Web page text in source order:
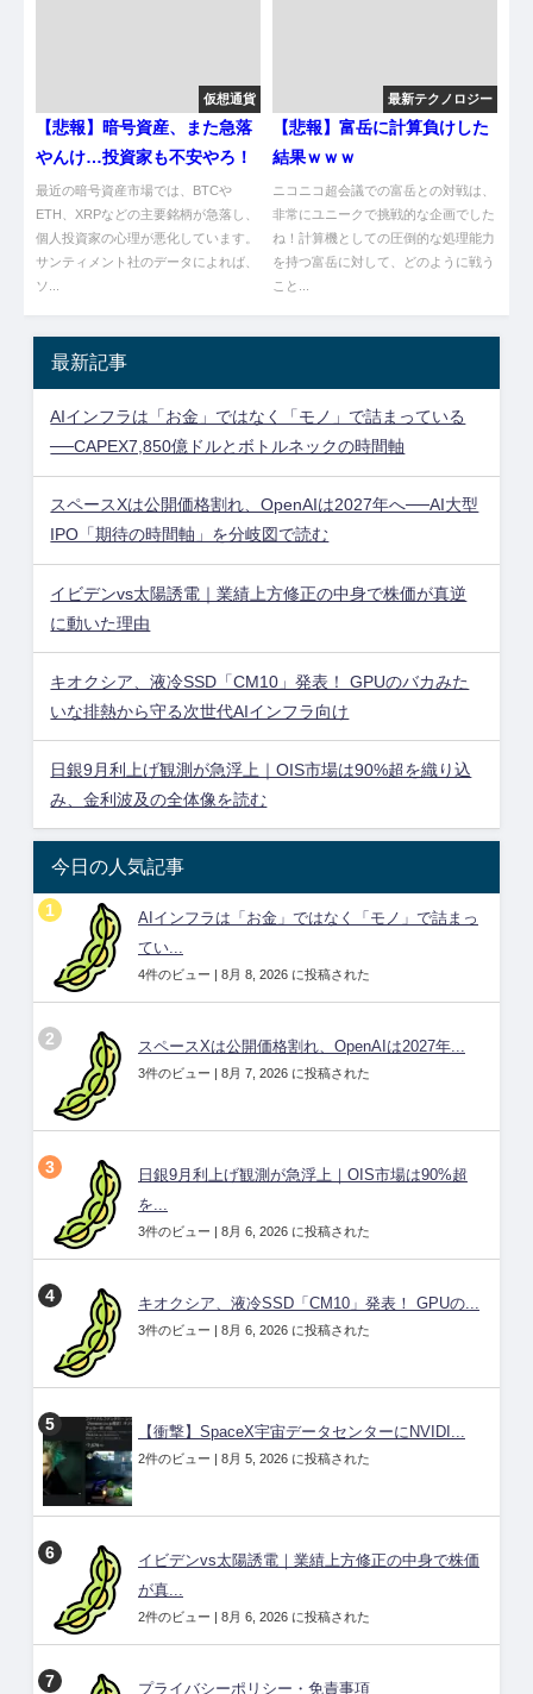
仮想通貨
【悲報】暗号資産、また急落
やんけ…投資家も不安やろ！
最近の暗号資産市場では、BTCや
ETH、XRPなどの主要銘柄が急落し、
個人投資家の心理が悪化しています。
サンティメント社のデータによれば、
ソ...
最新テクノロジー
【悲報】富岳に計算負けした
結果ｗｗｗ
ニコニコ超会議での富岳との対戦は、
非常にユニークで挑戦的な企画でした
ね！計算機としての圧倒的な処理能力
を持つ富岳に対して、どのように戦う
こと...
最新記事
AIインフラは「お金」ではなく「モノ」で詰まっている
──CAPEX7,850億ドルとボトルネックの時間軸
スペースXは公開価格割れ、OpenAIは2027年へ──AI大型
IPO「期待の時間軸」を分岐図で読む
イビデンvs太陽誘電｜業績上方修正の中身で株価が真逆
に動いた理由
キオクシア、液冷SSD「CM10」発表！ GPUのバカみた
いな排熱から守る次世代AIインフラ向け
日銀9月利上げ観測が急浮上｜OIS市場は90%超を織り込
み、金利波及の全体像を読む
今日の人気記事
AIインフラは「お金」ではなく「モノ」で詰まっ
てい...
4件のビュー | 8月 8, 2026 に投稿された
スペースXは公開価格割れ、OpenAIは2027年...
3件のビュー | 8月 7, 2026 に投稿された
日銀9月利上げ観測が急浮上｜OIS市場は90%超
を...
3件のビュー | 8月 6, 2026 に投稿された
キオクシア、液冷SSD「CM10」発表！ GPUの...
3件のビュー | 8月 6, 2026 に投稿された
【衝撃】SpaceX宇宙データセンターにNVIDI...
2件のビュー | 8月 5, 2026 に投稿された
イビデンvs太陽誘電｜業績上方修正の中身で株価
が真...
2件のビュー | 8月 6, 2026 に投稿された
プライバシーポリシー・免責事項